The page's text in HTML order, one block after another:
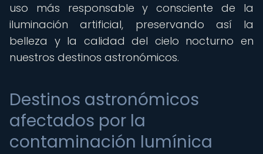
uso más responsable y consciente de la
iluminación artificial, preservando así la
belleza y la calidad del cielo nocturno en
nuestros destinos astronómicos.
Destinos astronómicos
afectados por la
contaminación lumínica